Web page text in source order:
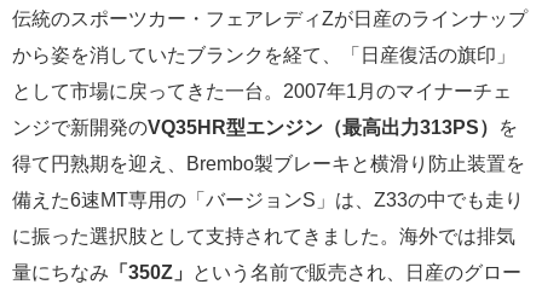
伝統のスポーツカー・フェアレディZが日産のラインナップ
から姿を消していたブランクを経て、「日産復活の旗印」
として市場に戻ってきた一台。2007年1月のマイナーチェ
ンジで新開発のVQ35HR型エンジン（最高出力313PS）
を
得て円熟期を迎え、Brembo製ブレーキと横滑り防止装置を
備えた6速MT専用の「バージョンS」は、Z33の中でも走り
に振った選択肢として支持されてきました。海外では排気
量にちなみ 「350Z」
という名前で販売され、日産のグロー